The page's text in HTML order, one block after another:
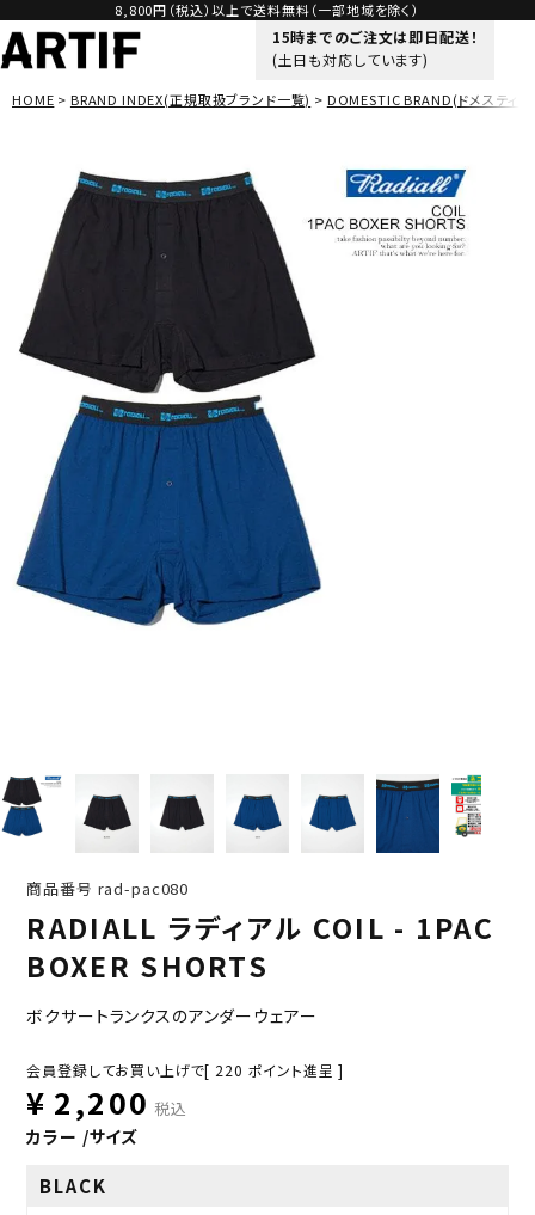
8,800円（税込）以上で送料無料（一部地域を除く）
15時までのご注文は即日配送！
(土日も対応しています)
HOME BRAND INDEX(正規取扱ブランド一覧) DOMESTIC BRAND(ドメスティッ
商品番号 rad-pac080
RADIALL ラディアル COIL - 1PAC
BOXER SHORTS
ボクサートランクスのアンダーウェアー
会員登録してお買い上げで[ 220 ポイント進呈 ]
¥ 2,200 税込
カラー サイズ
BLACK